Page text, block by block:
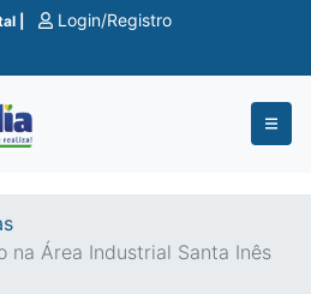
| Login/Registro
na Área Industrial Santa Inês